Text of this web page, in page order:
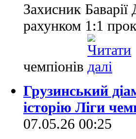
Захисник
рахунком 1:1
чемпіонів
Грузинський
історію Ліги
07.05.26 00:25